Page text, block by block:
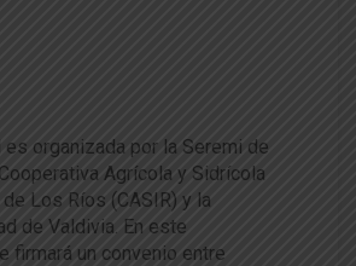
es organizada por la Seremi de
Agrícola y Sidrícola
Los Ríos (CASIR) y la
de Valdivia. En este
firmará un convenio entre